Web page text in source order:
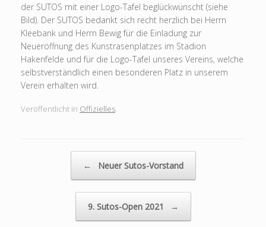
der SUTOS mit einer Logo-Tafel beglückwünscht (siehe
Bild). Der SUTOS bedankt sich recht herzlich bei Herrn
Kleebank und Herrn Bewig für die Einladung zur
Neueröffnung des Kunstrasenplatzes im Stadion
Hakenfelde und für die Logo-Tafel unseres Vereins, welche
selbstverständlich einen besonderen Platz in unserem
Verein erhalten wird.
Veröffentlicht in Offizielles.
← Neuer Sutos-Vorstand
9. Sutos-Open 2021 →